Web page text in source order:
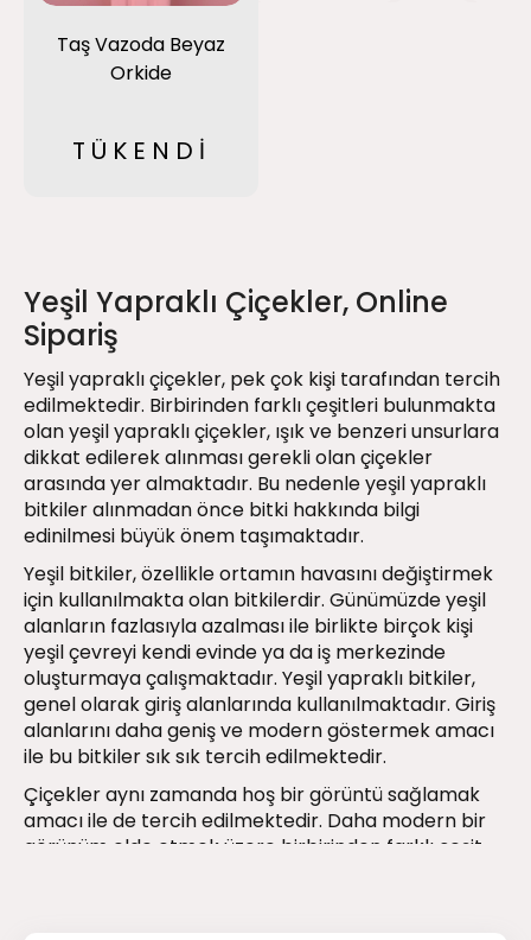
Taş Vazoda Beyaz
Orkide
TÜKENDİ
Yeşil Yapraklı Çiçekler, Online
Sipariş
Yeşil yapraklı çiçekler, pek çok kişi tarafından tercih
edilmektedir. Birbirinden farklı çeşitleri bulunmakta
olan yeşil yapraklı çiçekler, ışık ve benzeri unsurlara
dikkat edilerek alınması gerekli olan çiçekler
arasında yer almaktadır. Bu nedenle yeşil yapraklı
bitkiler alınmadan önce bitki hakkında bilgi
edinilmesi büyük önem taşımaktadır.
Yeşil bitkiler, özellikle ortamın havasını değiştirmek
için kullanılmakta olan bitkilerdir. Günümüzde yeşil
alanların fazlasıyla azalması ile birlikte birçok kişi
yeşil çevreyi kendi evinde ya da iş merkezinde
oluşturmaya çalışmaktadır. Yeşil yapraklı bitkiler,
genel olarak giriş alanlarında kullanılmaktadır. Giriş
alanlarını daha geniş ve modern göstermek amacı
ile bu bitkiler sık sık tercih edilmektedir.
Çiçekler aynı zamanda hoş bir görüntü sağlamak
amacı ile de tercih edilmektedir. Daha modern bir
görünüm elde etmek üzere birbirinden farklı çeşit